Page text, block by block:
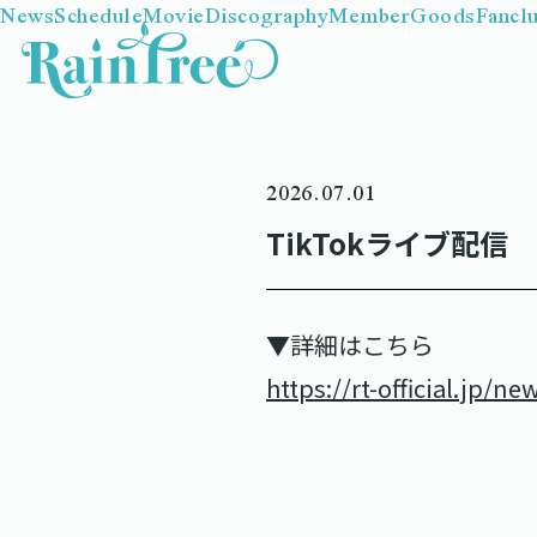
NewsScheduleMovieDiscographyMemberGoods
2026.07.01
TikTokライブ配信
▼詳細はこちら
https://rt-official.jp/